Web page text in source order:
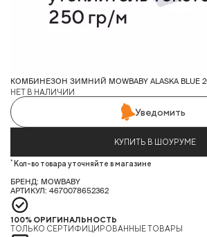
КОМБИНЕЗОН ЗИМНИЙ MOWBABY ALASKA BLUE
НЕТ В НАЛИЧИИ
Уведомить
КУПИТЬ В ШОУРУМЕ
* Кол-во товара уточняйте в магазине
БРЕНД: MOWBABY
АРТИКУЛ: 4670078652362
100% ОРИГИНАЛЬНОСТЬ
ТОЛЬКО СЕРТИФИЦИРОВАННЫЕ ТОВАРЫ